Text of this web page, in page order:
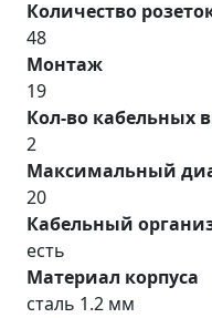
Количество
48
Монтаж
19
Кол-во кабельных
2
Максимальный
20
Кабельный
есть
Материал корпуса
сталь 1.2 мм